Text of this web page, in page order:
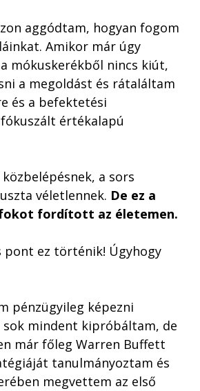
aggódtam, hogyan fogom
Amikor már úgy
mókuskerékből nincs kiút,
a megoldást és rátaláltam
és a befektetési
értékalapú
a sors
véletlennek. De ez a
fordított az életemen.
pont ez történik! Úgyhogy
pénzügyileg képezni
sok mindent kipróbáltam, de
már főleg Warren Buffett
tanulmányoztam és
megvettem az első